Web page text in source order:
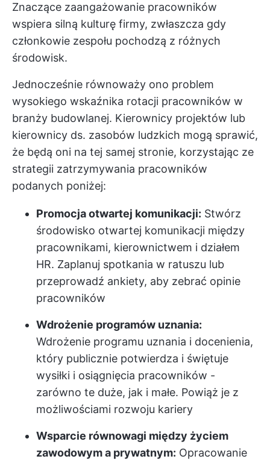
Znaczące zaangażowanie pracowników
wspiera silną kulturę firmy, zwłaszcza gdy
członkowie zespołu pochodzą z różnych
środowisk.
Jednocześnie równoważy ono problem
wysokiego wskaźnika rotacji pracowników w
branży budowlanej. Kierownicy projektów lub
kierownicy ds. zasobów ludzkich mogą sprawić,
że będą oni na tej samej stronie, korzystając ze
strategii zatrzymywania pracowników
podanych poniżej:
Promocja otwartej komunikacji: Stwórz
środowisko otwartej komunikacji między
pracownikami, kierownictwem i działem
HR. Zaplanuj spotkania w ratuszu lub
przeprowadź ankiety, aby zebrać opinie
pracowników
Wdrożenie programów uznania:
Wdrożenie programu uznania i docenienia,
który publicznie potwierdza i świętuje
wysiłki i osiągnięcia pracowników -
zarówno te duże, jak i małe. Powiąż je z
możliwościami rozwoju kariery
Wsparcie równowagi między życiem
zawodowym a prywatnym: Opracowanie